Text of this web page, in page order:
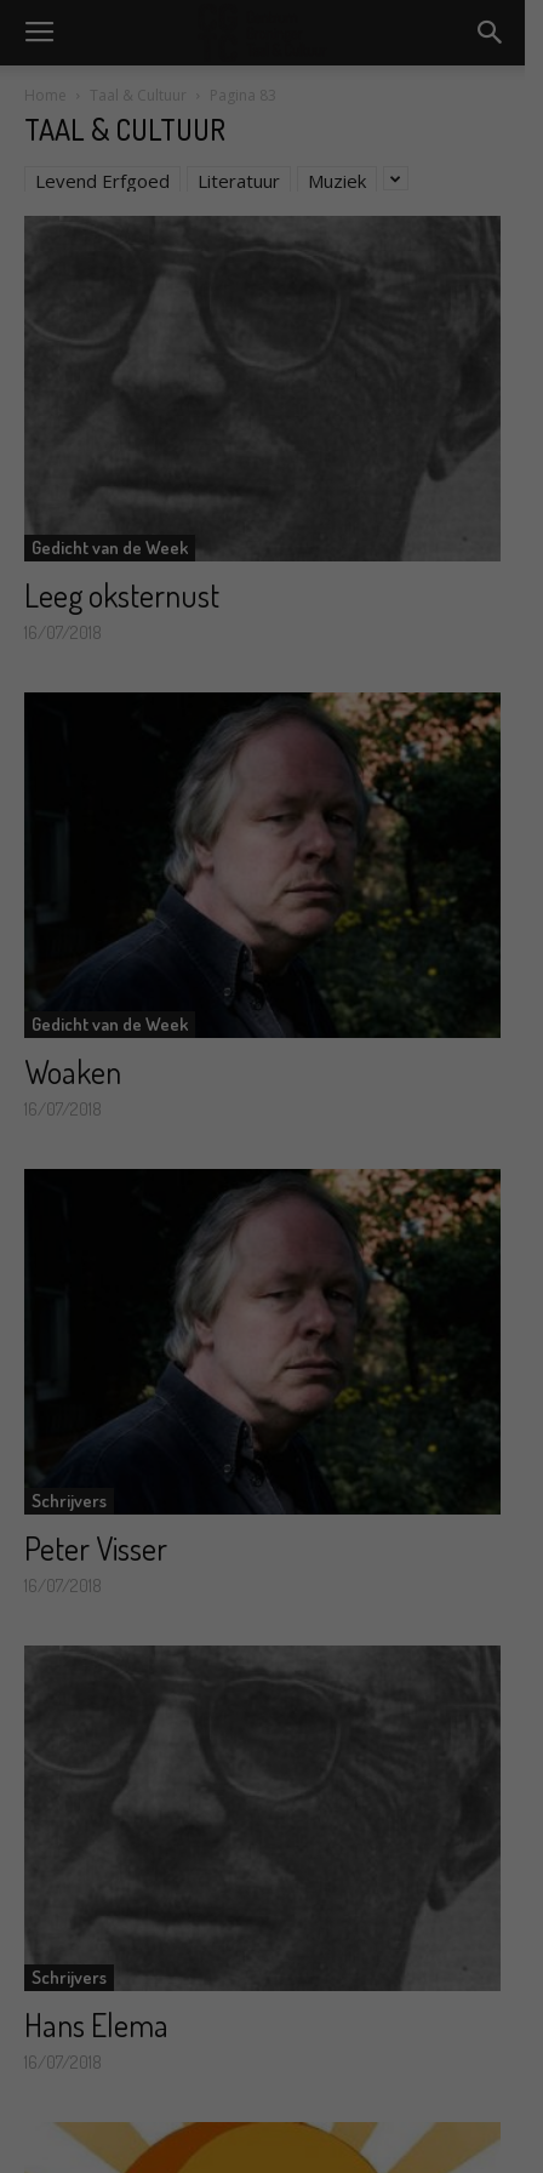
Home Taal & Cultuur Pagina 83
TAAL & CULTUUR
Levend Erfgoed Literatuur Muziek
Gedicht van de Week
Leeg oksternust
16/07/2018
Gedicht van de Week
Woaken
16/07/2018
Schrijvers
Peter Visser
16/07/2018
Schrijvers
Hans Elema
16/07/2018